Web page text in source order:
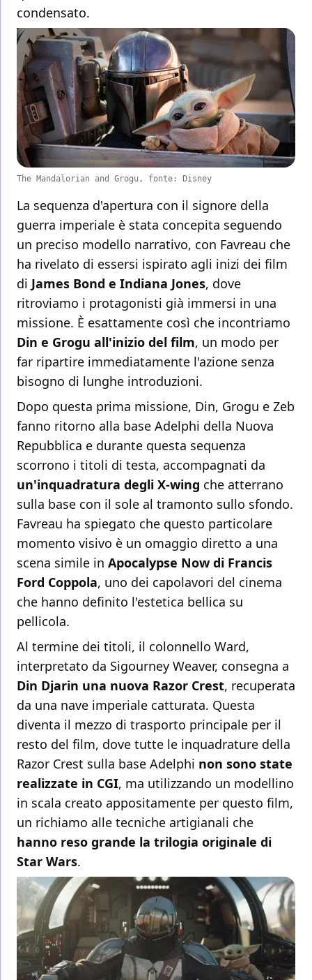
condensato.
The Mandalorian and Grogu, fonte: Disney
La sequenza d'apertura con il signore della
guerra imperiale è stata concepita seguendo
un preciso modello narrativo, con Favreau che
ha rivelato di essersi ispirato agli inizi dei film
di James Bond e Indiana Jones, dove
ritroviamo i protagonisti già immersi in una
missione. È esattamente così che incontriamo
Din e Grogu all'inizio del film, un modo per
far ripartire immediatamente l'azione senza
bisogno di lunghe introduzioni.
Dopo questa prima missione, Din, Grogu e Zeb
fanno ritorno alla base Adelphi della Nuova
Repubblica e durante questa sequenza
scorrono i titoli di testa, accompagnati da
un'inquadratura degli X-wing che atterrano
sulla base con il sole al tramonto sullo sfondo.
Favreau ha spiegato che questo particolare
momento visivo è un omaggio diretto a una
scena simile in Apocalypse Now di Francis
Ford Coppola, uno dei capolavori del cinema
che hanno definito l'estetica bellica su
pellicola.
Al termine dei titoli, il colonnello Ward,
interpretato da Sigourney Weaver, consegna a
Din Djarin una nuova Razor Crest, recuperata
da una nave imperiale catturata. Questa
diventa il mezzo di trasporto principale per il
resto del film, dove tutte le inquadrature della
Razor Crest sulla base Adelphi non sono state
realizzate in CGI, ma utilizzando un modellino
in scala creato appositamente per questo film,
un richiamo alle tecniche artigianali che
hanno reso grande la trilogia originale di
Star Wars.